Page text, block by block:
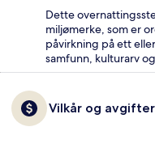
Dette
miljømerke, som er
påvirkning på ett
samfunn, kulturarv
Vilkår og avgifter